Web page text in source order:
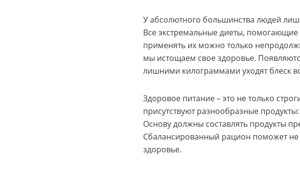
У абсолютного большинства людей
Все экстремальные диеты,
применять их можно только
мы истощаем свое здоровье.
лишними килограммами уходят блеск
Здоровое питание – это не только
присутствуют разнообразные
Основу должны составлять продукты
Сбалансированный рацион поможет не
здоровье.